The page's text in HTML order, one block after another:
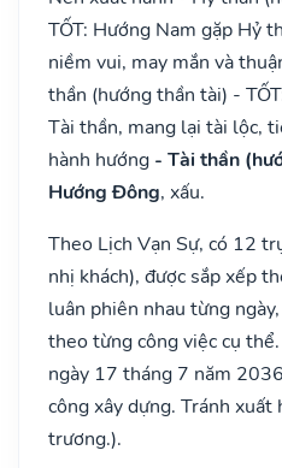
TỐT: Hướng Nam gặp Hỷ
niềm vui, may mắn và
thần (hướng thần tài) -
Tài thần, mang lại tài lộc,
hành hướng - Tài thần
Hướng Đông, xấu.
Theo Lịch Vạn Sự, có 12
nhị khách), được sắp xếp
luân phiên nhau từng
theo từng công việc cụ
ngày 17 tháng 7 năm
công xây dựng. Tránh xuất
trương.).